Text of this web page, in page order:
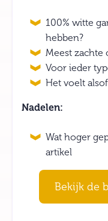
100% witte
hebben?
Meest zachte
Voor ieder
Het voelt
Nadelen:
Wat hoger
artikel
Bekijk de